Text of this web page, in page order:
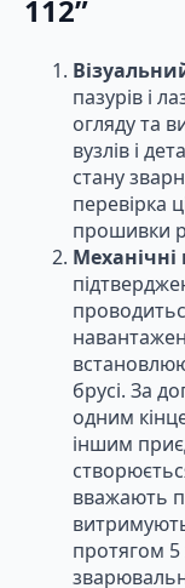
112”
пазурів і
огляду та
вузлів і
стану
перевірка
прошивки
брусі. За
одним
іншим
вважають
протягом